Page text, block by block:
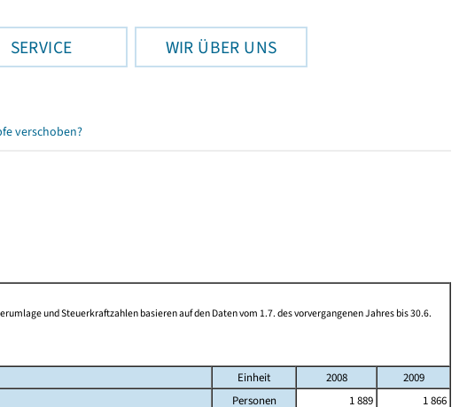
SERVICE WIR ÜBER UNS
verschoben?
und Steuerkraftzahlen basieren auf den Daten vom 1.7. des vorvergangenen Jahres bis 30.6.
Einheit 2008
2009
Personen 1 889
1 866